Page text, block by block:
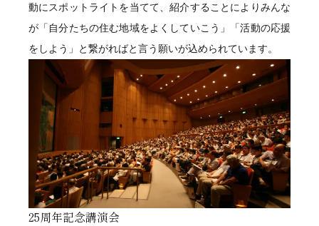
イオンモール草津ショールームをリノベーション専門店と
してリニューアルオープン
インテリア・家具販売事業開始
2025年
イオンモール草津ショールーム閉鎖
栗東市坊袋に予約制スタジオオープン
動にスポットライトを当てて、紹介することによりみんな
が「自分たちの住む地域をよくしていこう」「活動の応援
をしよう」と繋がればと言う願いが込められています。
25周年記念講演会